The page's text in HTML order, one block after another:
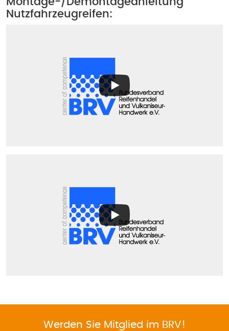
Nutzfahrzeugreifen:
Werden Sie Mitglied im BRV!